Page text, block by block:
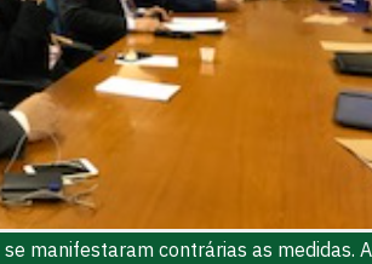
manifestaram contrárias as medidas.